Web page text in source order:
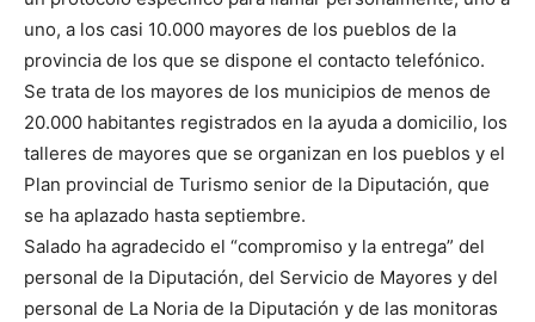
uno, a los casi 10.000 mayores de los pueblos de la
provincia de los que se dispone el contacto telefónico.
Se trata de los mayores de los municipios de menos de
20.000 habitantes registrados en la ayuda a domicilio, los
talleres de mayores que se organizan en los pueblos y el
Plan provincial de Turismo senior de la Diputación, que
se ha aplazado hasta septiembre.
Salado ha agradecido el “compromiso y la entrega” del
personal de la Diputación, del Servicio de Mayores y del
personal de La Noria de la Diputación y de las monitoras